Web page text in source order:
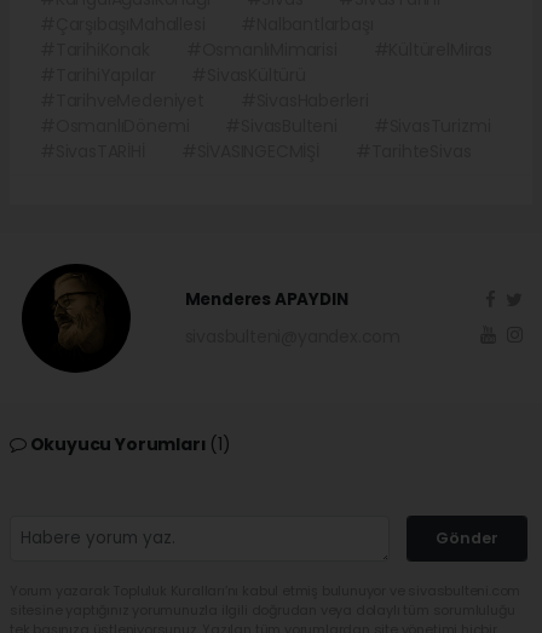
Menderes APAYDIN
Okuyucu Yorumları (1)
Gönder